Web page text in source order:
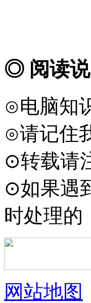
◎ 阅读说
⊙电脑知
⊙请记住
⊙转载请
⊙如果遇
时处理的
网站地图